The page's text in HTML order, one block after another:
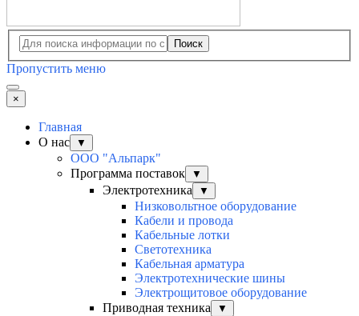
Поиск
Пропустить меню
×
Главная
О нас
▼
ООО "Альпарк"
Программа поставок
▼
Электротехника ▼
Низковольтное оборудование
Кабели и провода
Кабельные лотки
Светотехника
Кабельная арматура
Электротехнические шины
Электрощитовое оборудование
Приводная техника
▼